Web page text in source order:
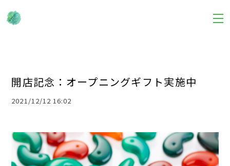
開店記念：オープニングギフト実施中
2021/12/12 16:02